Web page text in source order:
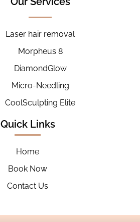
Laser hair removal
Morpheus 8
DiamondGlow
Micro-Needling
CoolSculpting Elite
Quick Links
Home
Book Now
Contact Us